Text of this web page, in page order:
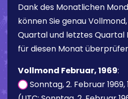
Dank des Monatlichen
können Sie genau
Quartal und letztes Quartal
für diesen Monat
Vollmond Februar, 1969:
Sonntag, 2. Februar 1969,